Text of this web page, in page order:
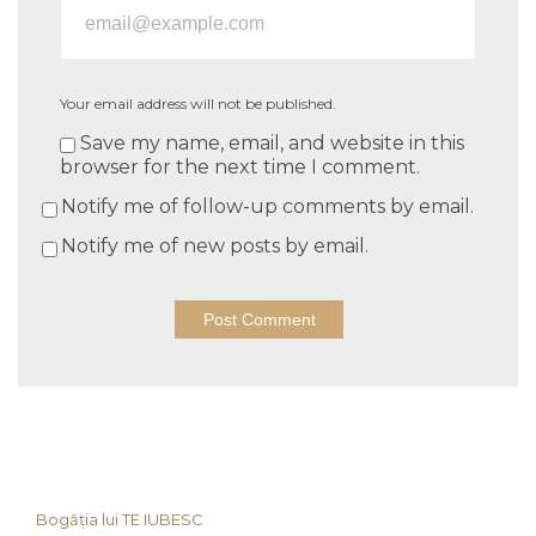
Your email address will not be published.
Save my name, email, and website in this
browser for the next time I comment.
Notify me of follow-up comments by email.
Notify me of new posts by email.
Bogăția lui TE IUBESC